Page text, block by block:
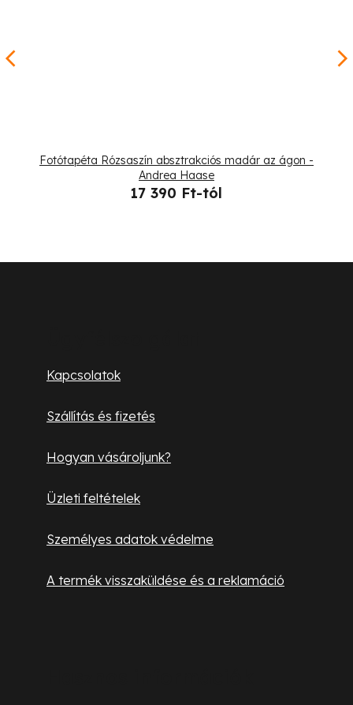
Fotótapéta Rózsaszín absztrakciós madár az ágon -
Andrea Haase
17 390 Ft-tól
Kapcsolatok
Szállítás és fizetés
Hogyan vásároljunk?
Üzleti feltételek
Személyes adatok védelme
A termék visszaküldése és a reklamáció